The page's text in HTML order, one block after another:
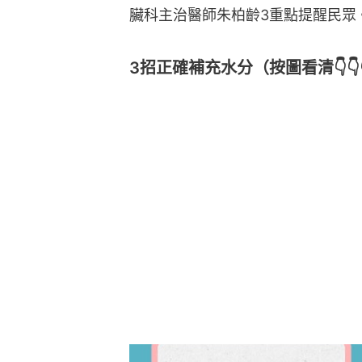
臟科主治醫師朱柏齡3重點提醒民眾
3招正確補充水分（按圖看清